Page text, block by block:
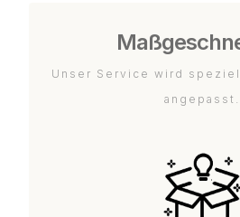
Unser Service wird
angepasst.